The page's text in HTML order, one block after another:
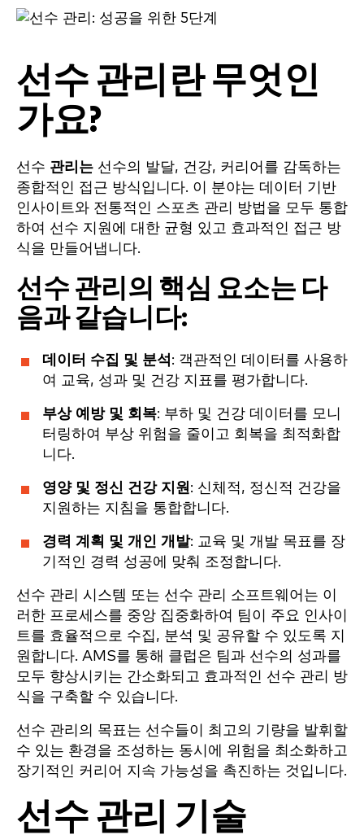
선수 관리란 무엇인
가요?
선수 관리는 선수의 발달, 건강, 커리어를 감독하는
종합적인 접근 방식입니다. 이 분야는 데이터 기반
인사이트와 전통적인 스포츠 관리 방법을 모두 통합
하여 선수 지원에 대한 균형 있고 효과적인 접근 방
식을 만들어냅니다.
선수 관리의 핵심 요소는 다
음과 같습니다:
데이터 수집 및 분석 : 객관적인 데이터를 사용하
여 교육, 성과 및 건강 지표를 평가합니다.
부상 예방 및 회복: 부하 및 건강 데이터를 모니
터링하여 부상 위험을 줄이고 회복을 최적화합
니다.
영양 및 정신 건강 지원: 신체적, 정신적 건강을
지원하는 지침을 통합합니다.
경력 계획 및 개인 개발: 교육 및 개발 목표를 장
기적인 경력 성공에 맞춰 조정합니다.
선수 관리 시스템 또는 선수 관리 소프트웨어는 이
러한 프로세스를 중앙 집중화하여 팀이 주요 인사이
트를 효율적으로 수집, 분석 및 공유할 수 있도록 지
원합니다. AMS를 통해 클럽은 팀과 선수의 성과를
모두 향상시키는 간소화되고 효과적인 선수 관리 방
식을 구축할 수 있습니다.
선수 관리의 목표는 선수들이 최고의 기량을 발휘할
수 있는 환경을 조성하는 동시에 위험을 최소화하고
장기적인 커리어 지속 가능성을 촉진하는 것입니다.
선수 관리 기술